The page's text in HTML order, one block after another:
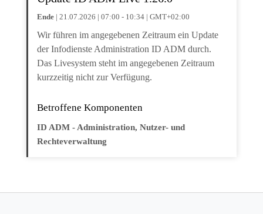
Ende | 21.07.2026 | 07:00 - 10:34 | GMT+02:00
Wir führen im angegebenen Zeitraum ein Update
der Infodienste Administration ID ADM durch.
Das Livesystem steht im angegebenen Zeitraum
kurzzeitig nicht zur Verfügung.
Betroffene Komponenten
ID ADM - Administration, Nutzer- und
Rechteverwaltung